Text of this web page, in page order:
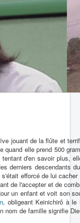
jouant de la flûte et
quand elle prend 500
d'en savoir plus,
derniers descendants
efforcé de lui
de l'accepter et de
un enfant et voit son
, obligeant Keinichirô à
nom de famille signifie